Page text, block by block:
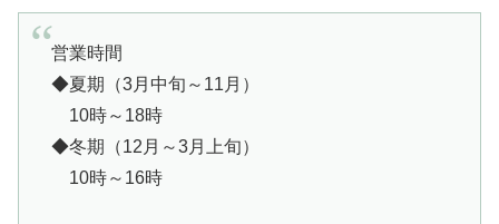
営業時間
◆夏期（3月中旬～11月）
10時～18時
◆冬期（12月～3月上旬）
10時～16時